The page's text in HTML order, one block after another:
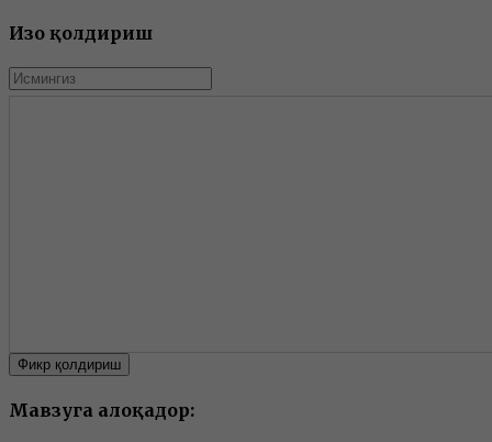
Изоҳ қолдириш
Фикр қолдириш
Мавзуга алоқадор: